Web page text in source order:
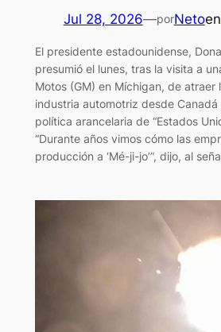
Jul 28, 2026—porNetoen
El presidente estadounidense,
presumió el lunes, tras la visita a
Motos (GM) en Míchigan, de atraer
industria automotriz desde
política arancelaria de “Estados
“Durante años vimos cómo las
producción a ‘Mé-ji-jo’”, dijo, al